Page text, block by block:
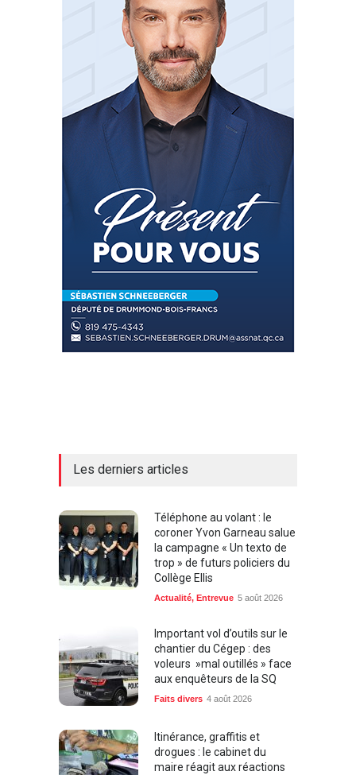
Les derniers articles
Téléphone au volant : le
coroner Yvon Garneau salue
la campagne « Un texto de
trop » de futurs policiers du
Collège Ellis
Actualité, Entrevue 5 août 2026
Important vol d’outils sur le
chantier du Cégep : des
voleurs »mal outillés » face
aux enquêteurs de la SQ
Faits divers 4 août 2026
Itinérance, graffitis et
drogues : le cabinet du
maire réagit aux réactions